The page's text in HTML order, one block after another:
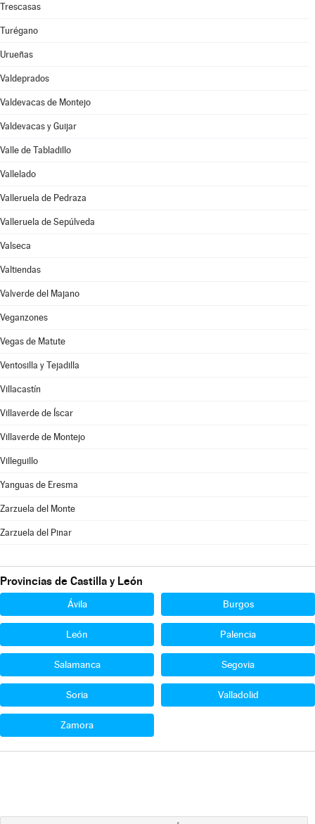
Trescasas
Turégano
Urueñas
Valdeprados
Valdevacas de Montejo
Valdevacas y Guijar
Valle de Tabladillo
Vallelado
Valleruela de Pedraza
Valleruela de Sepúlveda
Valseca
Valtiendas
Valverde del Majano
Veganzones
Vegas de Matute
Ventosilla y Tejadilla
Villacastín
Villaverde de Íscar
Villaverde de Montejo
Villeguillo
Yanguas de Eresma
Zarzuela del Monte
Zarzuela del Pinar
Provincias de Castilla y León
Ávila Burgos
León Palencia
Salamanca Segovia
Soria Valladolid
Zamora